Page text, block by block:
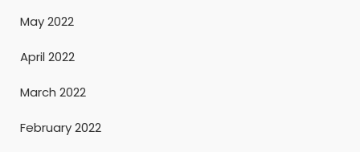
May 2022
April 2022
March 2022
February 2022